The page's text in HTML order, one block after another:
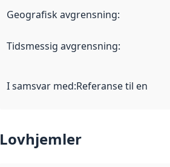
Geografisk avgrensning:
Tidsmessig avgrensning:
I samsvar med:Referanse til en
Lovhjemler